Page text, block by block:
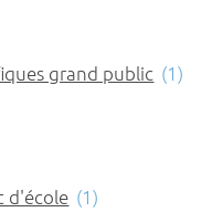
grand public (1)
d'école (1)